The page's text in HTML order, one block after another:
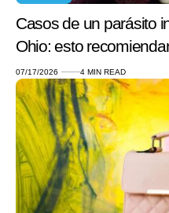
Casos de un parásito
Ohio: esto
07/17/2026 4 MIN READ